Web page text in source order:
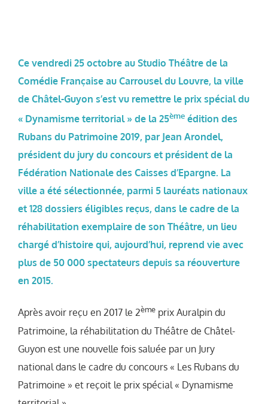
Ce vendredi 25 octobre au Studio Théâtre de la
Comédie Française au Carrousel du Louvre, la ville
de Châtel-Guyon s’est vu remettre le prix spécial du
« Dynamisme territorial » de la 25ème édition des
Rubans du Patrimoine 2019, par Jean Arondel,
président du jury du concours et président de la
Fédération Nationale des Caisses d’Epargne. La
ville a été sélectionnée, parmi 5 lauréats nationaux
et 128 dossiers éligibles reçus, dans le cadre de la
réhabilitation exemplaire de son Théâtre, un lieu
chargé d’histoire qui, aujourd’hui, reprend vie avec
plus de 50 000 spectateurs depuis sa réouverture
en 2015.
Après avoir reçu en 2017 le 2ème prix Auralpin du
Patrimoine, la réhabilitation du Théâtre de Châtel-
Guyon est une nouvelle fois saluée par un Jury
national dans le cadre du concours « Les Rubans du
Patrimoine » et reçoit le prix spécial « Dynamisme